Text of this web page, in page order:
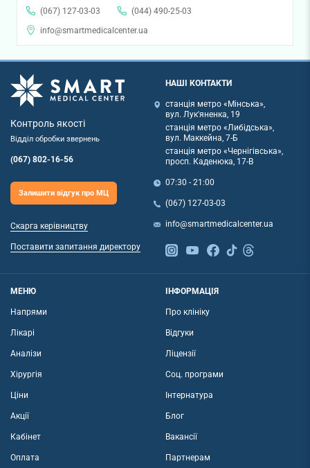
(067) 127-03-03
(044) 490-25-03
info@smartmedicalcenter.ua
Контроль якості
Відділ обробки звернень
(067) 802-16-56
Залишити відгук про МЦ
Скарга керівництву
Поставити запитання директору
НАШІ КОНТАКТИ
станція метро «Мінська»,
вул. Лук'яненка, 19
станція метро «Либідська»,
вул. Маккейна, 7-Б
станція метро «Чернігівська»,
просп. Каденюка, 17-В
07:30 - 21:00
(067) 127-03-03
info@smartmedicalcenter.ua
МЕНЮ
Напрями
Лікарі
Аналізи
Хірургія
Ціни
Акції
Кабінет
Оплата
ІНФОРМАЦІЯ
Про клініку
Відгуки
Ліцензії
Соц. програми
Інтернатура
Блог
Вакансії
Партнерам